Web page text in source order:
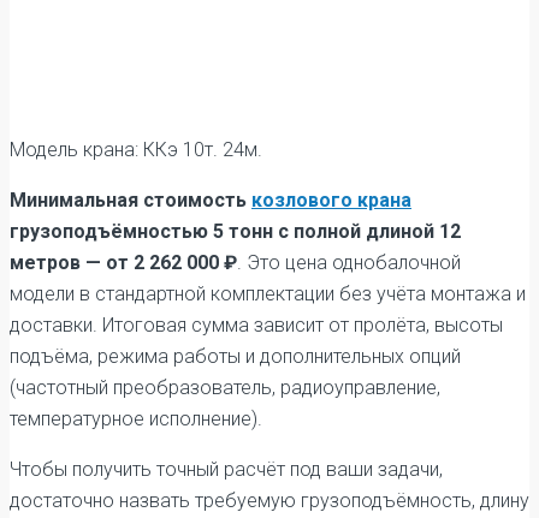
Модель крана: ККэ 10т. 24м.
Минимальная стоимость козлового крана
грузоподъёмностью 5 тонн с полной длиной 12
метров — от 2 262 000 ₽ . Это цена однобалочной
модели в стандартной комплектации без учёта монтажа и
доставки. Итоговая сумма зависит от пролёта, высоты
подъёма, режима работы и дополнительных опций
(частотный преобразователь, радиоуправление,
температурное исполнение).
Чтобы получить точный расчёт под ваши задачи,
достаточно назвать требуемую грузоподъёмность, длину